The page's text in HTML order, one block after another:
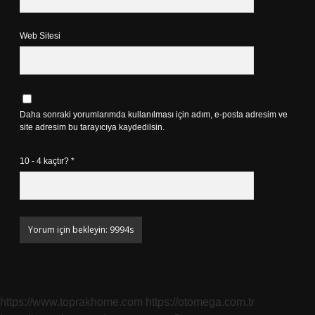
Web Sitesi
Daha sonraki yorumlarımda kullanılması için adım, e-posta adresim ve
site adresim bu tarayıcıya kaydedilsin.
10 - 4 kaçtır? *
https://www.toprakhome.com https://otomega.com.tr